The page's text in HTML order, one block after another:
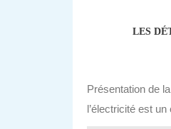
LES
Présentation de
l’électricité est